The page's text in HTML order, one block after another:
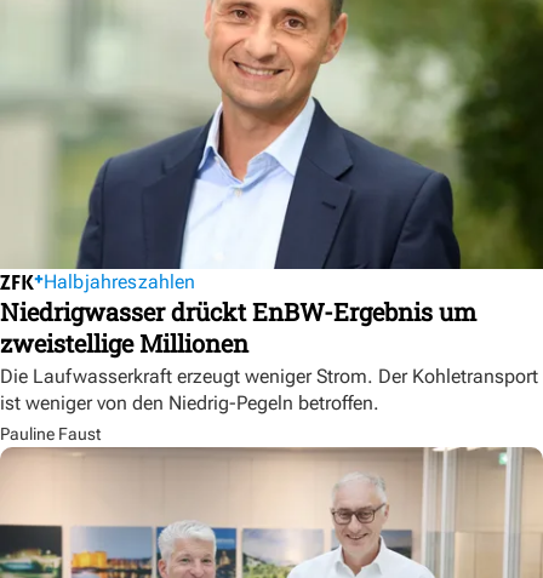
Halbjahreszahlen
Niedrigwasser drückt EnBW-Ergebnis um
zweistellige Millionen
Die Laufwasserkraft erzeugt weniger Strom. Der Kohletransport
ist weniger von den Niedrig-Pegeln betroffen.
Pauline Faust